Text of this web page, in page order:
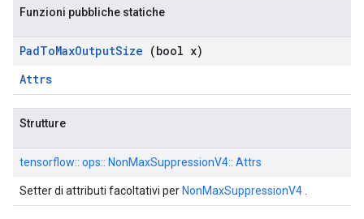
Funzioni pubbliche statiche
PadToMaxOutputSize (bool x)
Attrs
Strutture
tensorflow:: ops:: NonMaxSuppressionV4:: Attrs
Setter di attributi facoltativi per NonMaxSuppressionV4